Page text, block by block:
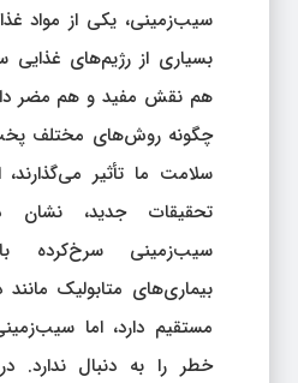
سیب‌زمینی، یکی از مواد
بسیاری از رژیم‌های غذایی
هم نقش مفید و هم مضر
چگونه روش‌های مختلف
سلامت ما تأثیر می‌گذارند،
تحقیقات جدید، نشان
سیب‌زمینی سرخ‌کرده
بیماری‌های متابولیک
مستقیم دارد، اما
خطر را به دنبال ندارد.